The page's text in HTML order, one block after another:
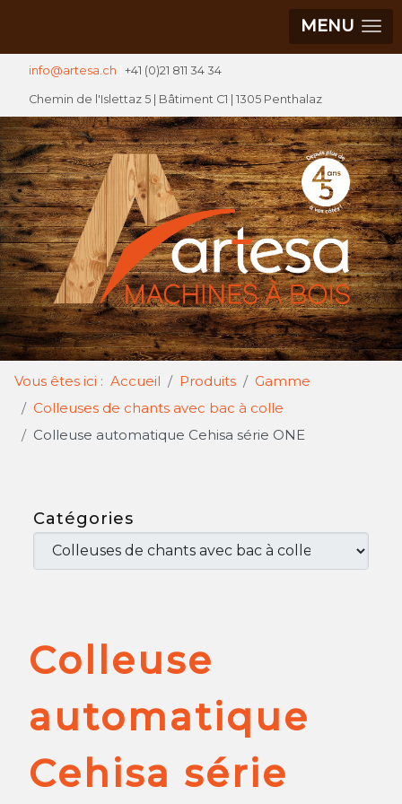
MENU
info@artesa.ch +41 (0)21 811 34 34
Chemin de l'Islettaz 5 | Bâtiment C1 | 1305 Penthalaz
Vous êtes ici : Accueil Produits
Gamme
Colleuses de chants avec bac à colle
Colleuse automatique Cehisa série ONE
Catégories
Colleuse
automatique
Cehisa série